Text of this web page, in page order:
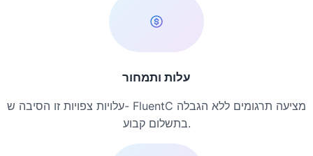
עלות ותמחור
עלויות צפויות זו הסיבה ש- FluentC מציעה תרגומים ללא הגבלה
בתשלום קבוע.